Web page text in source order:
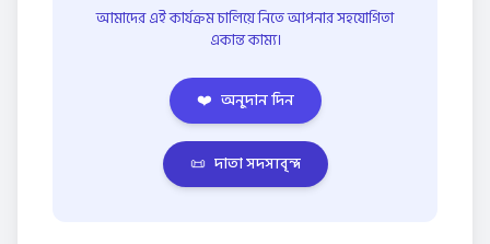
আমাদের এই কার্যক্রম চালিয়ে নিতে আপনার সহযোগিতা
একান্ত কাম্য।
❤️ অনুদান দিন
📜 দাতা সদস্যবৃন্দ